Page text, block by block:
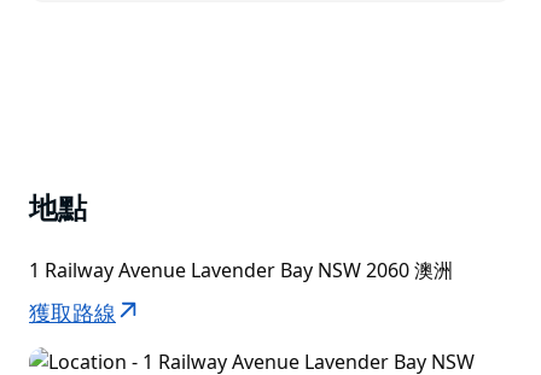
地點
1 Railway Avenue Lavender Bay NSW 2060 澳洲
獲取路線